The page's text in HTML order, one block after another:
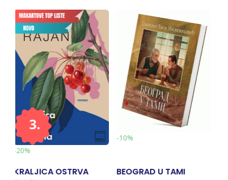
BEOGRAD U TAMI
-10%
BRĐANI